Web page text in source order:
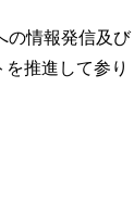
の情報発信及び
推進して参り